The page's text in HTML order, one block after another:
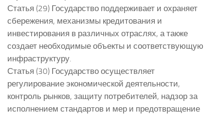
Статья (29) Государство поддерживает и охраняет
сбережения, механизмы кредитования и
инвестирования в различных отраслях, а также
создает необходимые объекты и соответствующую
инфраструктуру.
Статья (30) Государство осуществляет
регулирование экономической деятельности,
контроль рынков, защиту потребителей, надзор за
исполнением стандартов и мер и предотвращение